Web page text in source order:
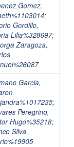
Gomez,
;
Gordillo,
Lilia%328697;
Zaragoza,
Garcia,
;
Peregrino,
Hugo%35218;
Silva,